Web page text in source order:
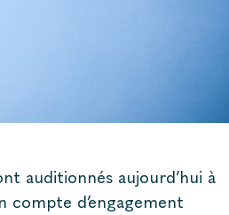
auditionnés aujourd’hui à
compte d’engagement